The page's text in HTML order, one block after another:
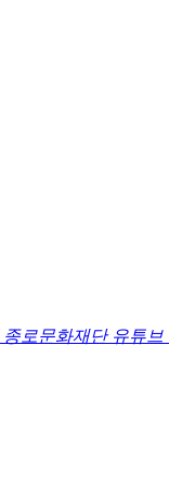
종로문화재단 유튜브